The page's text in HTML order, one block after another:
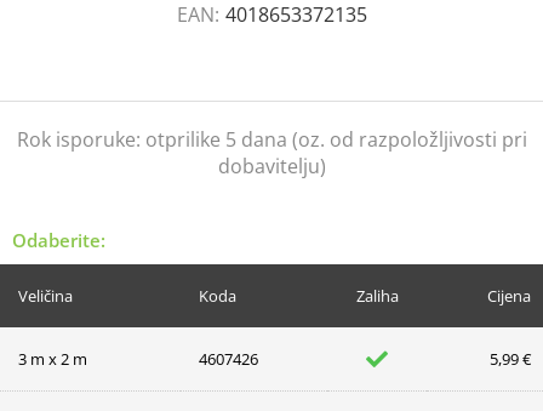
EAN: 4018653372135
Rok isporuke: otprilike 5 dana (oz. od razpoložljivosti pri
dobavitelju)
Odaberite:
Veličina Koda Zaliha Cijena
3 m x 2 m 4607426 5,99 €